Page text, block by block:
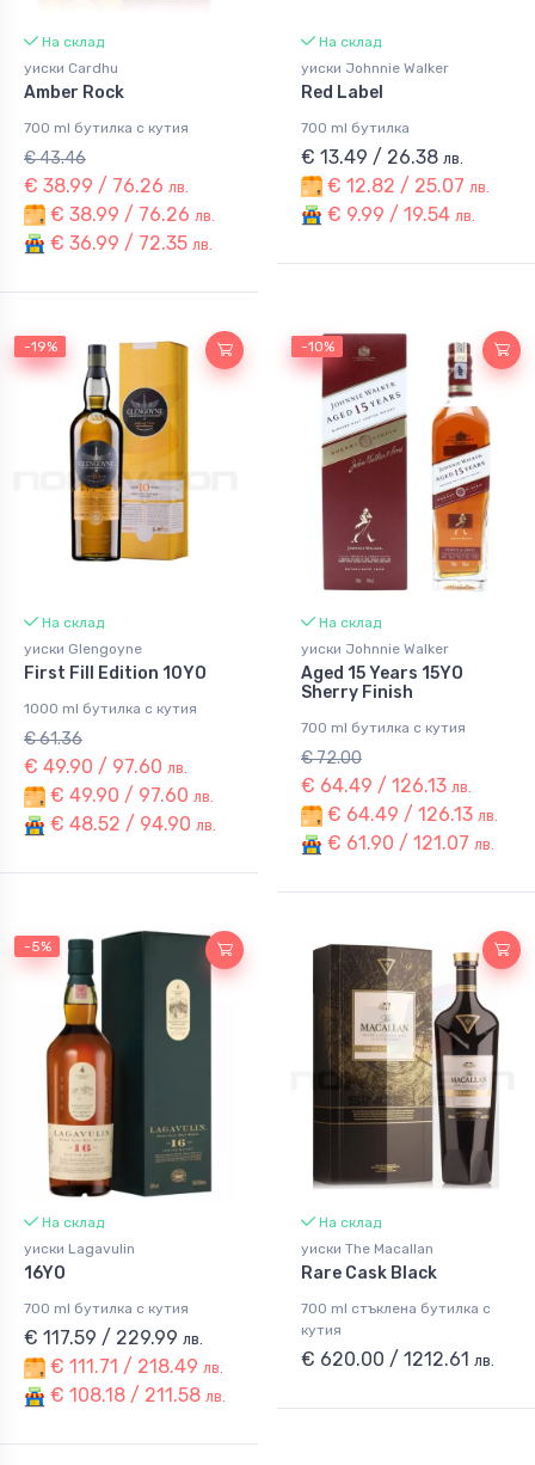
На склад
уиски Cardhu
Amber Rock
700 ml бутилка с кутия
€ 43.46
€ 38.99 / 76.26 лв.
€ 38.99 / 76.26 лв.
€ 36.99 / 72.35 лв.
На склад
уиски Johnnie Walker
Red Label
700 ml бутилка
€ 13.49 / 26.38 лв.
€ 12.82 / 25.07 лв.
€ 9.99 / 19.54 лв.
-19%
-19%
На склад
уиски Glengoyne
First Fill Edition 10YO
1000 ml бутилка с кутия
€ 61.36
€ 49.90 / 97.60 лв.
€ 49.90 / 97.60 лв.
€ 48.52 / 94.90 лв.
-10%
-10%
На склад
уиски Johnnie Walker
Aged 15 Years 15YO
Sherry Finish
700 ml бутилка с кутия
€ 72.00
€ 64.49 / 126.13 лв.
€ 64.49 / 126.13 лв.
€ 61.90 / 121.07 лв.
-5%
На склад
уиски Lagavulin
16YO
700 ml бутилка с кутия
€ 117.59 / 229.99 лв.
€ 111.71 / 218.49 лв.
€ 108.18 / 211.58 лв.
На склад
уиски The Macallan
Rare Cask Black
700 ml стъклена бутилка с
кутия
€ 620.00 / 1212.61 лв.